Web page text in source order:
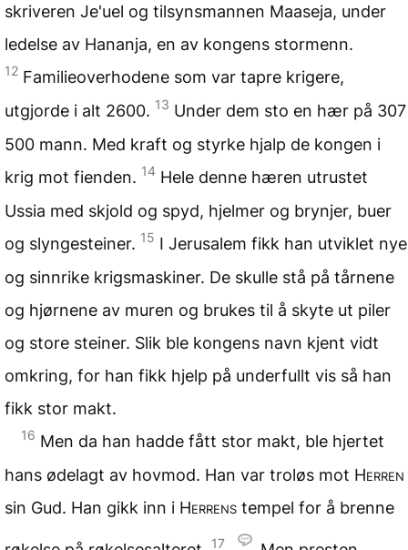
skriveren Je'uel og tilsynsmannen Maaseja, under
ledelse av Hananja, en av kongens stormenn.
12 Familieoverhodene som var tapre krigere,
utgjorde i alt 2600. 13 Under dem sto en hær på 307
500 mann. Med kraft og styrke hjalp de kongen i
krig mot fienden. 14 Hele denne hæren utrustet
Ussia med skjold og spyd, hjelmer og brynjer, buer
og slyngesteiner. 15 I Jerusalem fikk han utviklet nye
og sinnrike krigsmaskiner. De skulle stå på tårnene
og hjørnene av muren og brukes til å skyte ut piler
og store steiner. Slik ble kongens navn kjent vidt
omkring, for han fikk hjelp på underfullt vis så han
fikk stor makt.
16 Men da han hadde fått stor makt, ble hjertet
hans ødelagt av hovmod. Han var troløs mot Herren
sin Gud. Han gikk inn i Herrens tempel for å brenne
17